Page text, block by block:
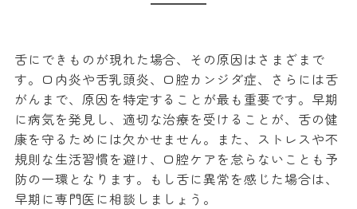
舌にできものが現れた場合、その原因はさまざまで
す。口内炎や舌乳頭炎、口腔カンジダ症、さらには舌
がんまで、原因を特定することが最も重要です。早期
に病気を発見し、適切な治療を受けることが、舌の健
康を守るためには欠かせません。また、ストレスや不
規則な生活習慣を避け、口腔ケアを怠らないことも予
防の一環となります。もし舌に異常を感じた場合は、
早期に専門医に相談しましょう。